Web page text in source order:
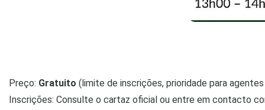
Preço: Gratuito (limite de inscrições, prioridade para
Inscrições: Consulte o cartaz oficial ou entre em contacto